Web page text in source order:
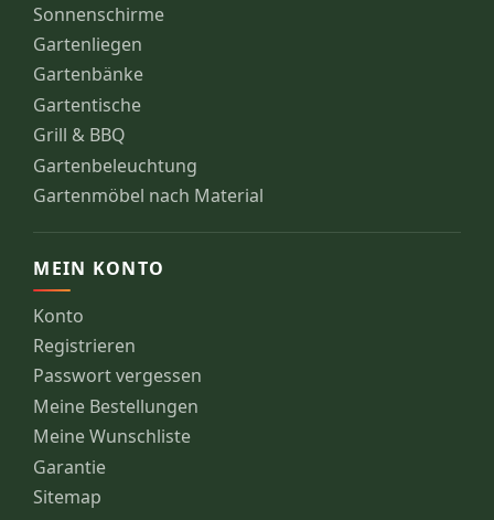
Sonnenschirme
Gartenliegen
Gartenbänke
Gartentische
Grill & BBQ
Gartenbeleuchtung
Gartenmöbel nach Material
MEIN KONTO
Konto
Registrieren
Passwort vergessen
Meine Bestellungen
Meine Wunschliste
Garantie
Sitemap